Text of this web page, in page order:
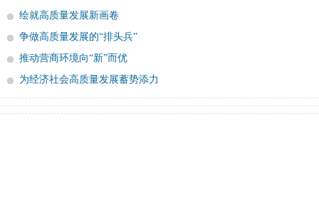
绘就高质量发展新画卷
争做高质量发展的“排头兵”
推动营商环境向“新”而优
为经济社会高质量发展蓄势添力